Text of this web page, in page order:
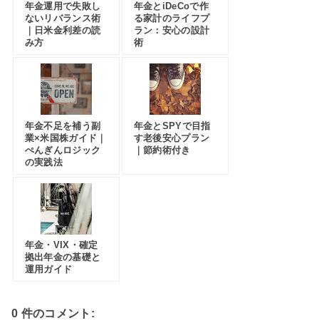
年金運用で失敗し
ないリバランス術
｜日米金利差の読
み方
年金とiDeCoで作
る家計のライフプ
ラン：安心の設計
術
年金不足を補う副
業×米国株ガイド｜
ぺんぎんロジック
の実践法
年金とSPYで目指
す老後安心プラン
｜節約術付き
年金・VIX・確定
拠出年金の基礎と
運用ガイド
0 件のコメント: